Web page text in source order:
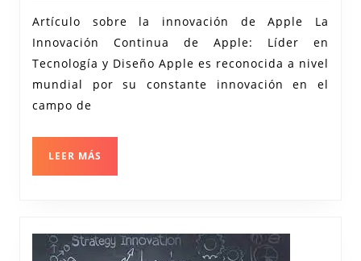
Legado
de
Apple
Artículo sobre la innovación de Apple La
Innovación Continua de Apple: Líder en
Tecnología y Diseño Apple es reconocida a nivel
mundial por su constante innovación en el
campo de
LEER MÁS